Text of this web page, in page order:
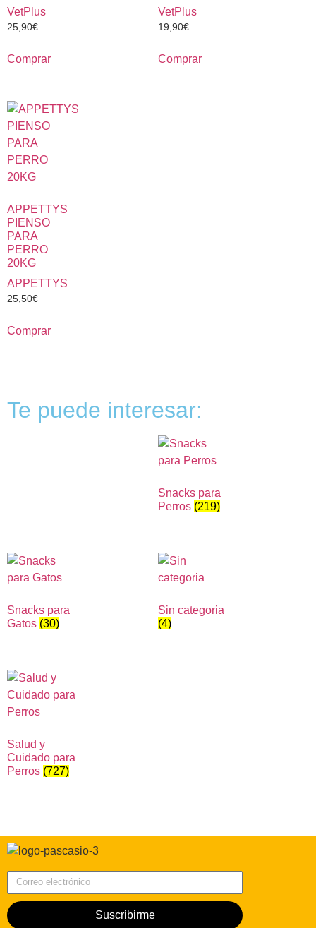
VetPlus
25,90€
Comprar
VetPlus
19,90€
Comprar
APPETTYS
PIENSO
PARA
PERRO
20KG
APPETTYS
25,50€
Comprar
Te puede interesar:
Snacks para
Perros (219)
Snacks para
Gatos (30)
Sin categoria
(4)
Salud y
Cuidado para
Perros (727)
Suscribirme